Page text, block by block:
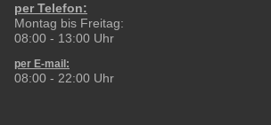
per Telefon:
Montag bis Freitag:
08:00 - 13:00 Uhr
per E-mail:
08:00 - 22:00 Uhr